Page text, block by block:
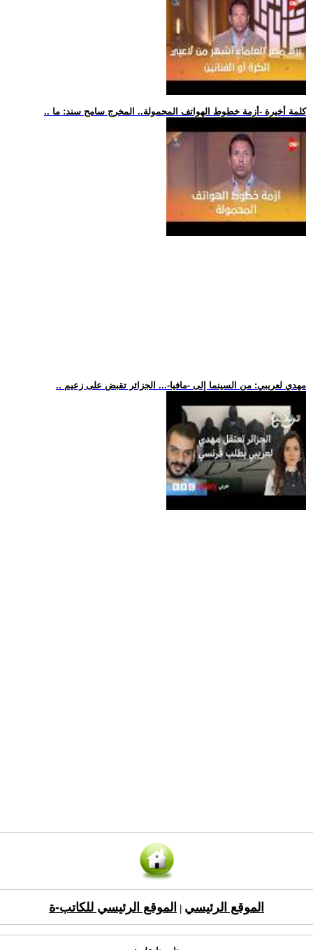
.. كلمة أخيرة -أزمة خطوط الهواتف المحمولة.. المخرج سامح سند: ما
.. مهدي لعريبي: من السينما إلى -مافيا-... الجزائر تقبض على زعيم
الموقع الرئيسي الموقع الرئيسي للكاتب-ة